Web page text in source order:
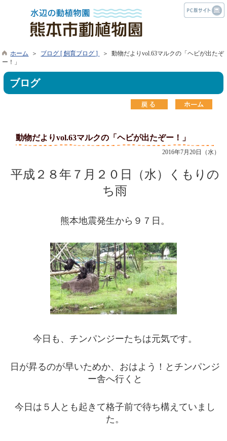
ホーム ＞ ブログ [ 飼育ブログ ]
＞ 動物だよりvol.63マルクの「ヘビが出たぞ
ー！」
ブログ
動物だよりvol.63マルクの「ヘビが出たぞー！」
2016年7月20日（水）
平成２８年７月２０日（水）くもりの
ち雨
熊本地震発生から９７日。
今日も、チンパンジーたちは元気です。
日が昇るのが早いためか、おはよう！とチンパンジ
ー舎へ行くと
今日は５人とも起きて格子前で待ち構えていまし
た。